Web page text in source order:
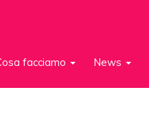
facciamo News